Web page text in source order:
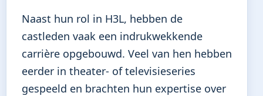
Naast hun rol in H3L, hebben de
castleden vaak een indrukwekkende
carrière opgebouwd. Veel van hen hebben
eerder in theater- of televisieseries
gespeeld en brachten hun expertise over